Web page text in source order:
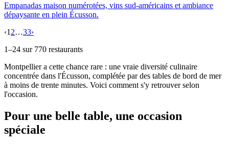
Empanadas maison numérotées, vins sud-américains et ambiance
dépaysante en plein Écusson.
‹1 2…33›
1–24 sur 770 restaurants
Montpellier a cette chance rare : une vraie diversité culinaire
concentrée dans l'Écusson, complétée par des tables de bord de mer
à moins de trente minutes. Voici comment s'y retrouver selon
l'occasion.
Pour une belle table, une occasion
spéciale